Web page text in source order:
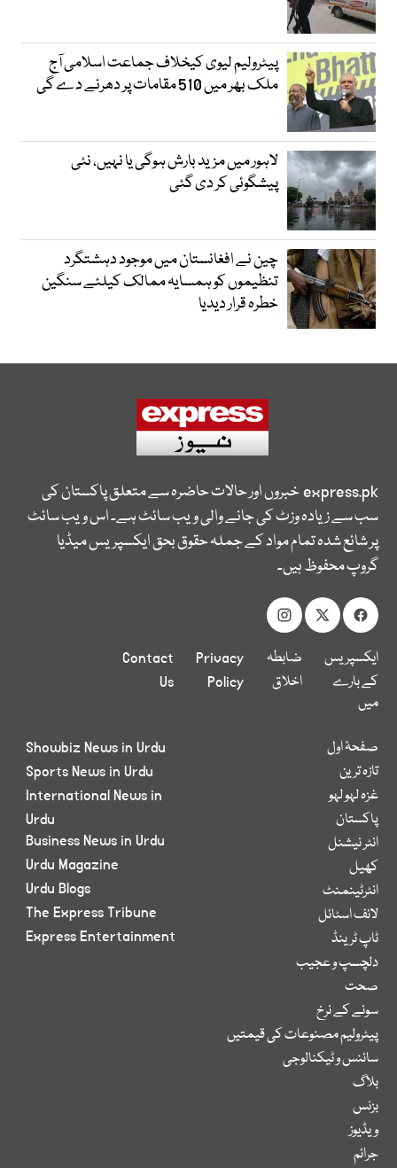
پیٹرولیم لیوی کیخلاف جماعت اسلامی آج
ملک بھر میں 510 مقامات پر دھرنے دے گی
لاہور میں مزید بارش ہوگی یا نہیں، نئی
پیشگوئی کر دی گئی
چین نے افغانستان میں موجود دہشتگرد
تنظیموں کو ہمسایہ ممالک کیلئے سنگین
خطرہ قرار دیدیا
express.pkخبروں اور حالات حاضرہ سے متعلق پاکستان کی
سب سے زیادہ وزٹ کی جانے والی ویب سائٹ ہے۔ اس ویب سائٹ
پر شائع شدہ تمام مواد کے جملہ حقوق بحق ایکسپریس میڈیا
گروپ محفوظ ہیں۔
ایکسپریس
کے بارے
میں
ضابطہ
اخلاق
Privacy
Policy
Contact
Us
صفحۂ اول
تازہ ترین
غزہ لہو لہو
پاکستان
انٹر نیشنل
کھیل
انٹرٹینمنٹ
لائف اسٹائل
ٹاپ ٹرینڈ
دلچسپ و عجیب
صحت
سونے کے نرخ
پیٹرولیم مصنوعات کی قیمتیں
سائنس و ٹیکنالوجی
بلاگ
بزنس
ویڈیوز
جرائم
Showbiz News in Urdu
Sports News in Urdu
International News in
Urdu
Business News in Urdu
Urdu Magazine
Urdu Blogs
The Express Tribune
Express Entertainment